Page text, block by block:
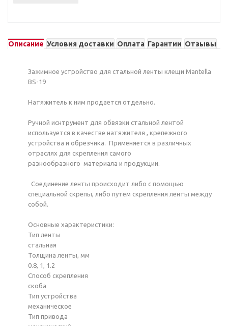
Описание Условия доставки Оплата Гарантии Отзывы
Зажимное устройство для стальной ленты клещи Mantella
BS-19
Натяжитель к ним продается отдельно.
Ручной иснтрумент для обвязки стальной лентой
используется в качестве натяжителя , крепежного
устройства и обрезчика. Применяется в различных
отраслях для скрепления самого
разнообразного материала и продукции.
Соединение ленты происходит либо с помощью
специальной скрепы, либо путем скрепления ленты между
собой.
Основные характеристики:
Тип ленты
стальная
Толщина ленты, мм
0.8, 1, 1.2
Способ скрепления
скоба
Тип устройства
механическое
Тип привода